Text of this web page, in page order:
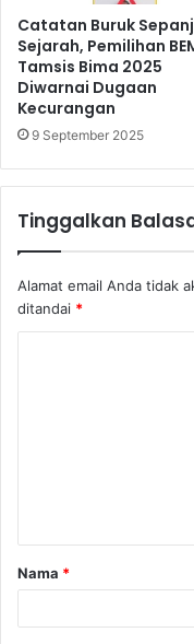
Catatan Buruk
Sejarah, Pemilihan
Tamsis Bima 2025
Diwarnai Dugaan
Kecurangan
9 September 2025
Tinggalkan
Alamat email Anda tidak
ditandai *
a
r
Nama *